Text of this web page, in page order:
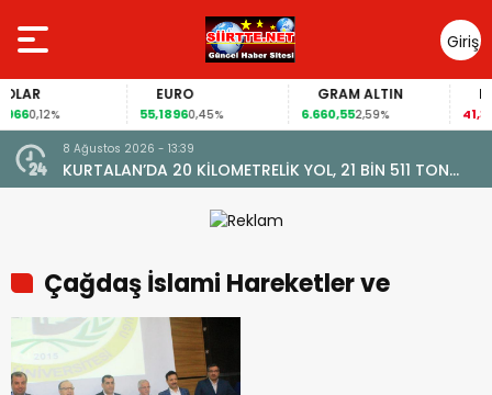
Giriş
Yap
0,12%
EURO
55,18960,45%
GRAM ALTIN
6.660,552,59%
FAİZ
41,30-
8 Ağustos 2026 - 13:39
KURTALAN’DA 20 KİLOMETRELİK YOL, 21 BİN 511 TON
ASFALTLA YENİLENDİ
Çağdaş İslami Hareketler ve
Şiddet Sorunu Konferansı